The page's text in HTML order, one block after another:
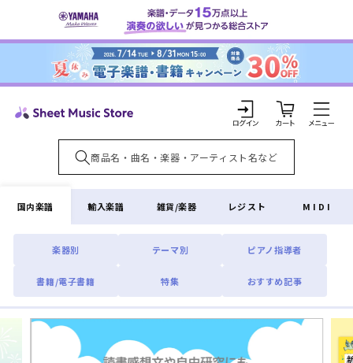
ンツに
ロ
グ
イ
ン
カ
ー
ト
国内楽譜
楽器別 テーマ別 ピアノ指導者
書籍/電子書籍 特集 おすすめ記事
輸入楽譜 雑貨/楽器 レジスト MIDI